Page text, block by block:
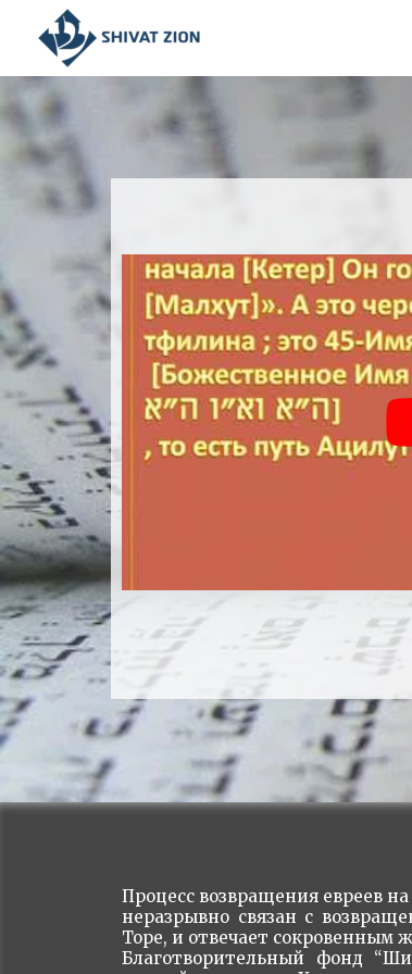
Процесс возвращения евреев
неразрывно связан с
Торе, и отвечает сокровенным
Благотворительный фонд